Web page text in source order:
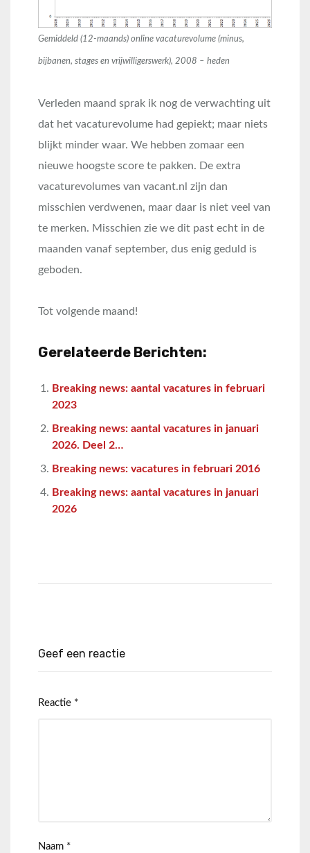
Gemiddeld (12-maands) online vacaturevolume (minus,
bijbanen, stages en vrijwilligerswerk), 2008 – heden
Verleden maand sprak ik nog de verwachting uit
dat het vacaturevolume had gepiekt; maar niets
blijkt minder waar. We hebben zomaar een
nieuwe hoogste score te pakken. De extra
vacaturevolumes van vacant.nl zijn dan
misschien verdwenen, maar daar is niet veel van
te merken. Misschien zie we dit past echt in de
maanden vanaf september, dus enig geduld is
geboden.
Tot volgende maand!
Gerelateerde Berichten:
Breaking news: aantal vacatures in februari
2023
Breaking news: aantal vacatures in januari
2026. Deel 2…
Breaking news: vacatures in februari 2016
Breaking news: aantal vacatures in januari
2026
Geef een reactie
Reactie *
Naam *